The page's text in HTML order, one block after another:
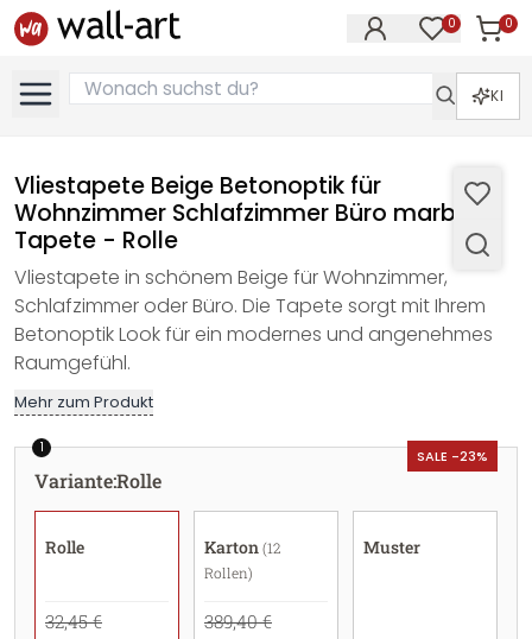
0 0
KI
Vliestapete Beige Betonoptik für
Wohnzimmer Schlafzimmer Büro marburg
Tapete - Rolle
Vliestapete in schönem Beige für Wohnzimmer,
Schlafzimmer oder Büro. Die Tapete sorgt mit Ihrem
Betonoptik Look für ein modernes und angenehmes
Raumgefühl.
Mehr zum Produkt
SALE -23%
1
Variante:Rolle
Rolle
32,45 €
Karton (12
Rollen)
389,40 €
Muster